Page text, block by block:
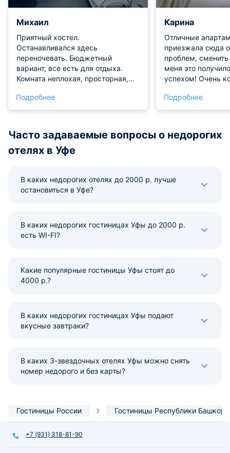
Михаил
Приятный хостел.
Останавливался здесь
переночевать. Бюджетный
вариант, все есть для отдыха.
Комната неплохая, просторная,
хорошо, соседи не шумели. В
общем, рекомендую!
Подробнее
Карина
Отличные
приезжала сюда
проблем,
меня это
успехом! Очень
Мебель целая,
сантехника как
постельное
Подробнее
Часто задаваемые вопросы о недорогих
отелях в Уфе
В каких недорогих отелях до 2000 р. лучше
остановиться в Уфе?
В каких недорогих гостиницах Уфы до 2000 р.
есть WI-FI?
Какие популярные гостиницы Уфы стоят до
4000 р.?
В каких недорогих гостиницах Уфы подают
вкусные завтраки?
В каких 3-звездочных отелях Уфы можно снять
номер недорого и без карты?
Гостиницы России Гостиницы Республики
+7 (931) 318-81-90